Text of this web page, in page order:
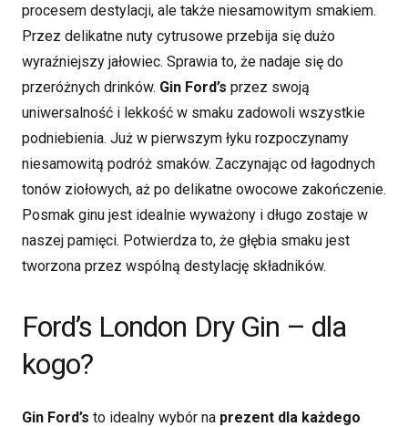
procesem destylacji, ale także niesamowitym smakiem.
Przez delikatne nuty cytrusowe przebija się dużo
wyraźniejszy jałowiec. Sprawia to, że nadaje się do
przeróżnych drinków. Gin Ford’s przez swoją
uniwersalność i lekkość w smaku zadowoli wszystkie
podniebienia. Już w pierwszym łyku rozpoczynamy
niesamowitą podróż smaków. Zaczynając od łagodnych
tonów ziołowych, aż po delikatne owocowe zakończenie.
Posmak ginu jest idealnie wyważony i długo zostaje w
naszej pamięci. Potwierdza to, że głębia smaku jest
tworzona przez wspólną destylację składników.
Ford’s London Dry Gin – dla
kogo?
Gin Ford’s to idealny wybór na prezent dla każdego